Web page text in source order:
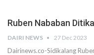
Ruben Nababan
DAIRI NEWS 27 Dec 2023
Dairinews.co-Sidikalang